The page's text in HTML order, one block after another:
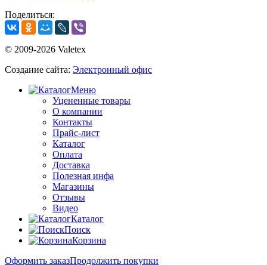
Поделиться:
© 2009-2026 Valetex
Создание сайта: Электронный офис
Меню
Уцененные товары
О компании
Контакты
Прайс-лист
Каталог
Оплата
Доставка
Полезная инфа
Магазины
Отзывы
Видео
Каталог
Поиск
Корзина
Оформить заказПродолжить покупки